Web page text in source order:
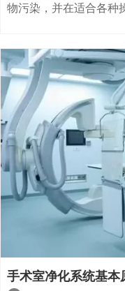
物污染，并在适合各种
效。
手术室净化系统基本